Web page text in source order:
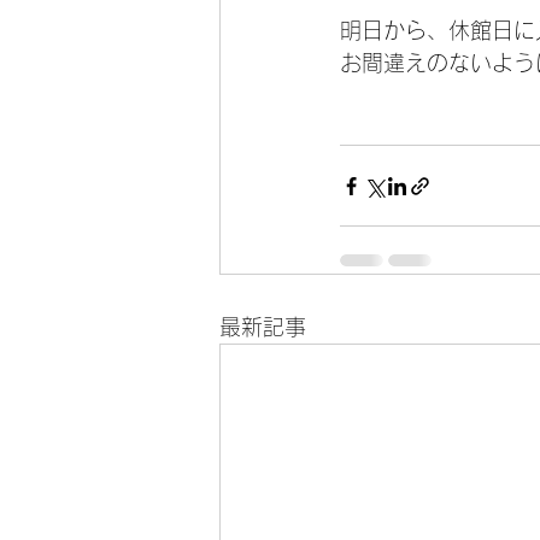
明日から、休館日に
お間違えのないよう
最新記事